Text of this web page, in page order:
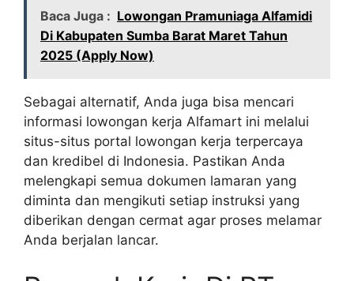
Baca Juga : Lowongan Pramuniaga Alfamidi
Di Kabupaten Sumba Barat Maret Tahun
2025 (Apply Now)
Sebagai alternatif, Anda juga bisa mencari
informasi lowongan kerja Alfamart ini melalui
situs-situs portal lowongan kerja terpercaya
dan kredibel di Indonesia. Pastikan Anda
melengkapi semua dokumen lamaran yang
diminta dan mengikuti setiap instruksi yang
diberikan dengan cermat agar proses melamar
Anda berjalan lancar.